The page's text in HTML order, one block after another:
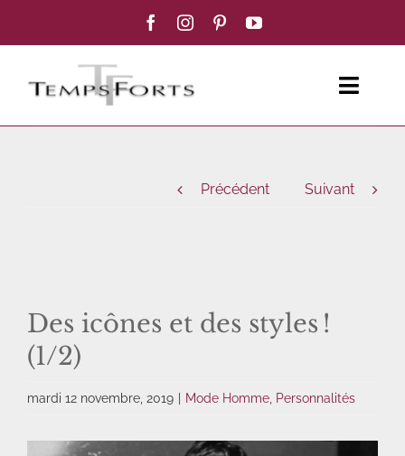
BLOG MODE
CONTACT
Précédent Suivant
Des icônes et des styles !
(1/2)
mardi 12 novembre, 2019 Mode Homme Personnalités